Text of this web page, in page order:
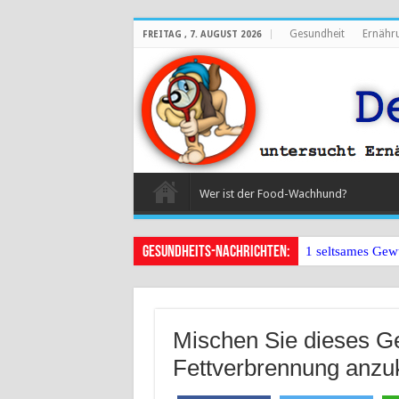
FREITAG , 7. AUGUST 2026 Gesundheit
Wer ist der Food-Wachhund?
Gesundheits-Nachrichten: 1 seltsames
Mischen Sie dieses
Fettverbrennung